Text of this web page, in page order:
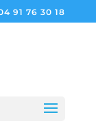
91 76 30 18